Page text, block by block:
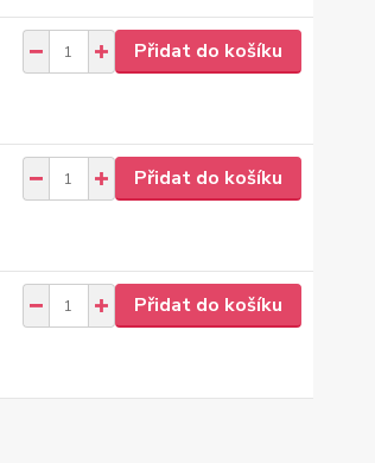
Přidat do košíku
Přidat do košíku
Přidat do košíku